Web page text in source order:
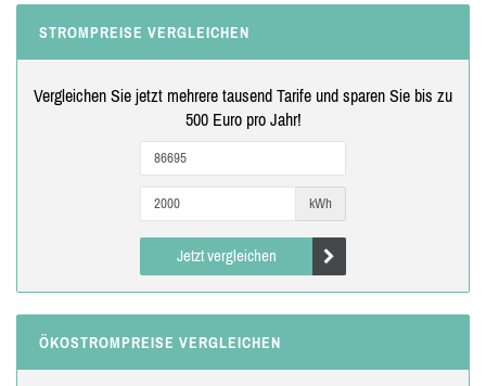
STROMPREISE VERGLEICHEN
Vergleichen Sie jetzt mehrere tausend Tarife und sparen Sie bis zu
500 Euro pro Jahr!
kWh
Jetzt vergleichen
ÖKOSTROMPREISE VERGLEICHEN